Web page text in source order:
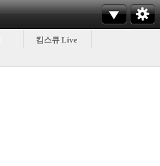
킴스큐 Live